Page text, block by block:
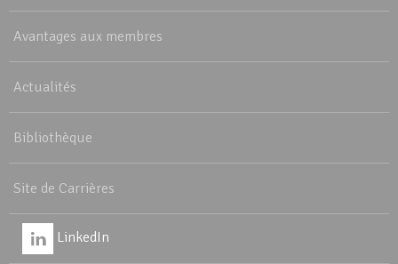
Avantages aux membres
Actualités
Bibliothèque
Site de Carrières
LinkedIn